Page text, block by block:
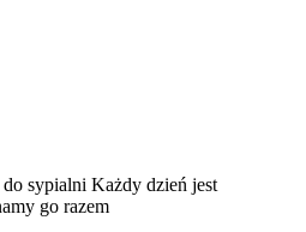
sypialni Każdy dzień jest
go razem